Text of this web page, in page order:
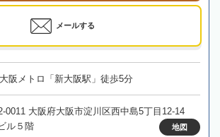
メールする
阪メトロ「新大阪駅」徒歩5分
0011 大阪府大阪市淀川区西中島5丁目12-14
ル５階
地図